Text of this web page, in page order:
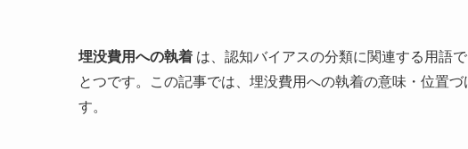
埋没費用への執着 は、認知バイアスの分類に関連する用語
とつです。この記事では、埋没費用への執着の意味・位置
す。